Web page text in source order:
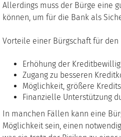
Allerdings muss der Bürge eine
können, um für die Bank als
Vorteile einer Bürgschaft für den
Erhöhung der
Zugang zu besseren
Möglichkeit, größere
Finanzielle Unterstützung
In manchen Fällen kann eine
Möglichkeit sein, einen